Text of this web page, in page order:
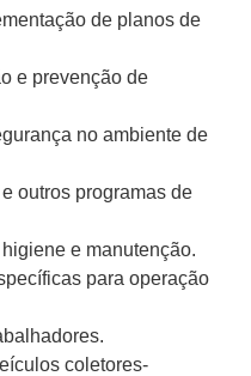
de planos de
e prevenção de
no ambiente de
outros programas de
e manutenção.
para operação
coletores-